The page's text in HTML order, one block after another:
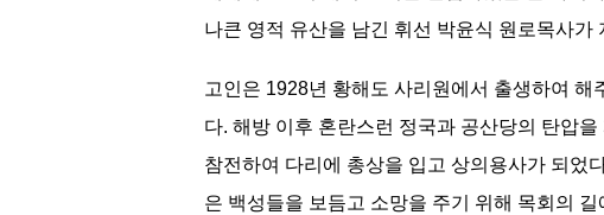
나큰 영적 유산을 남긴 휘선 박윤식 원로목사
고인은 1928년 황해도 사리원에서 출생하여
다. 해방 이후 혼란스런 정국과 공산당의 탄압
참전하여 다리에 총상을 입고 상의용사가 되었
은 백성들을 보듬고 소망을 주기 위해 목회의 길